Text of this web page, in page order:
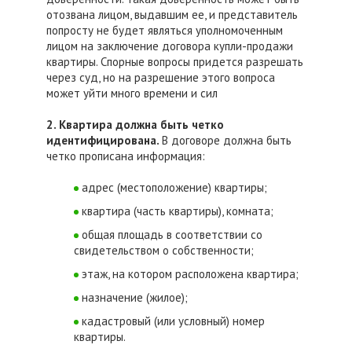
отозвана лицом, выдавшим ее, и представитель
попросту не будет являться уполномоченным
лицом на заключение договора купли-продажи
квартиры. Спорные вопросы придется разрешать
через суд, но на разрешение этого вопроса
может уйти много времени и сил
2. Квартира должна быть четко
идентифицирована. В договоре должна быть
четко прописана информация:
адрес (местоположение) квартиры;
квартира (часть квартиры), комната;
общая площадь в соответствии со
свидетельством о собственности;
этаж, на котором расположена квартира;
назначение (жилое);
кадастровый (или условный) номер
квартиры.